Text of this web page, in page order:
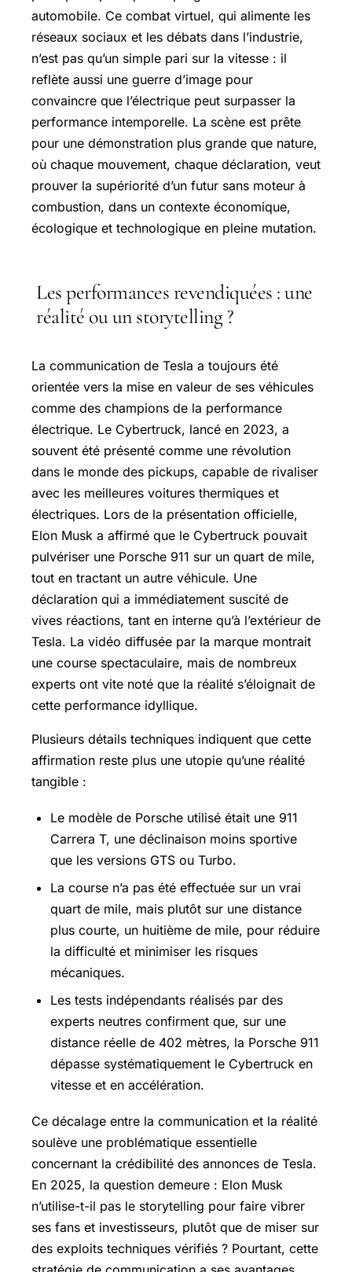
automobile. Ce combat virtuel, qui alimente les
réseaux sociaux et les débats dans l’industrie,
n’est pas qu’un simple pari sur la vitesse : il
reflète aussi une guerre d’image pour
convaincre que l’électrique peut surpasser la
performance intemporelle. La scène est prête
pour une démonstration plus grande que nature,
où chaque mouvement, chaque déclaration, veut
prouver la supériorité d’un futur sans moteur à
combustion, dans un contexte économique,
écologique et technologique en pleine mutation.
Les performances revendiquées : une
réalité ou un storytelling ?
La communication de Tesla a toujours été
orientée vers la mise en valeur de ses véhicules
comme des champions de la performance
électrique. Le Cybertruck, lancé en 2023, a
souvent été présenté comme une révolution
dans le monde des pickups, capable de rivaliser
avec les meilleures voitures thermiques et
électriques. Lors de la présentation officielle,
Elon Musk a affirmé que le Cybertruck pouvait
pulvériser une Porsche 911 sur un quart de mile,
tout en tractant un autre véhicule. Une
déclaration qui a immédiatement suscité de
vives réactions, tant en interne qu’à l’extérieur de
Tesla. La vidéo diffusée par la marque montrait
une course spectaculaire, mais de nombreux
experts ont vite noté que la réalité s’éloignait de
cette performance idyllique.
Plusieurs détails techniques indiquent que cette
affirmation reste plus une utopie qu’une réalité
tangible :
Le modèle de Porsche utilisé était une 911
Carrera T, une déclinaison moins sportive
que les versions GTS ou Turbo.
La course n’a pas été effectuée sur un vrai
quart de mile, mais plutôt sur une distance
plus courte, un huitième de mile, pour réduire
la difficulté et minimiser les risques
mécaniques.
Les tests indépendants réalisés par des
experts neutres confirment que, sur une
distance réelle de 402 mètres, la Porsche 911
dépasse systématiquement le Cybertruck en
vitesse et en accélération.
Ce décalage entre la communication et la réalité
soulève une problématique essentielle
concernant la crédibilité des annonces de Tesla.
En 2025, la question demeure : Elon Musk
n’utilise-t-il pas le storytelling pour faire vibrer
ses fans et investisseurs, plutôt que de miser sur
des exploits techniques vérifiés ? Pourtant, cette